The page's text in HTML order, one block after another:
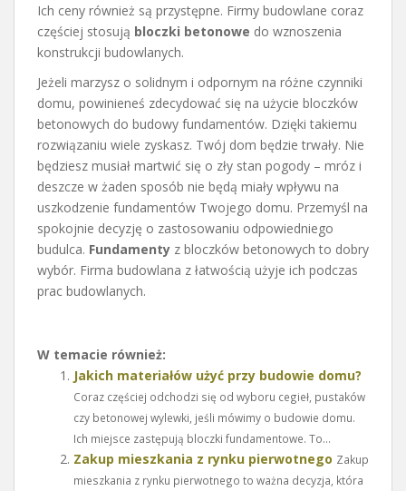
Ich ceny również są przystępne. Firmy budowlane coraz
częściej stosują bloczki betonowe do wznoszenia
konstrukcji budowlanych.
Jeżeli marzysz o solidnym i odpornym na różne czynniki
domu, powinieneś zdecydować się na użycie bloczków
betonowych do budowy fundamentów. Dzięki takiemu
rozwiązaniu wiele zyskasz. Twój dom będzie trwały. Nie
będziesz musiał martwić się o zły stan pogody – mróz i
deszcze w żaden sposób nie będą miały wpływu na
uszkodzenie fundamentów Twojego domu. Przemyśl na
spokojnie decyzję o zastosowaniu odpowiedniego
budulca. Fundamenty z bloczków betonowych to dobry
wybór. Firma budowlana z łatwością użyje ich podczas
prac budowlanych.
W temacie również:
Jakich materiałów użyć przy budowie domu?
Coraz częściej odchodzi się od wyboru cegieł, pustaków
czy betonowej wylewki, jeśli mówimy o budowie domu.
Ich miejsce zastępują bloczki fundamentowe. To...
Zakup mieszkania z rynku pierwotnego Zakup
mieszkania z rynku pierwotnego to ważna decyzja, która